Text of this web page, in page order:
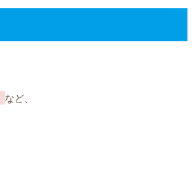
など、